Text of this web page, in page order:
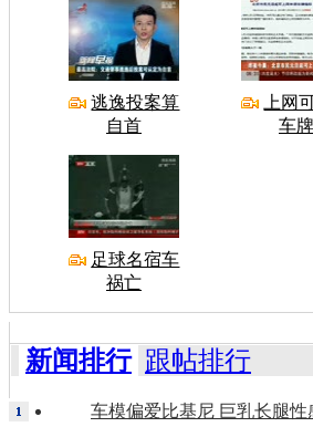
逃逸投案算
自首
上网
车牌
足球名宿车
祸亡
新闻排行 跟帖排行
车模偏爱比基尼 巨乳长腿性